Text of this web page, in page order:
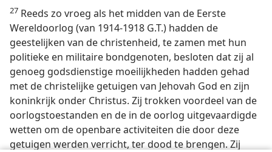
27 Reeds zo vroeg als het midden van de Eerste
Wereldoorlog (van 1914-1918 G.T.) hadden de
geestelijken van de christenheid, te zamen met hun
politieke en militaire bondgenoten, besloten dat zij al
genoeg godsdienstige moeilijkheden hadden gehad
met de christelijke getuigen van Jehovah God en zijn
koninkrijk onder Christus. Zij trokken voordeel van de
oorlogstoestanden en de in de oorlog uitgevaardigde
wetten om de openbare activiteiten die door deze
getuigen werden verricht, ter dood te brengen. Zij